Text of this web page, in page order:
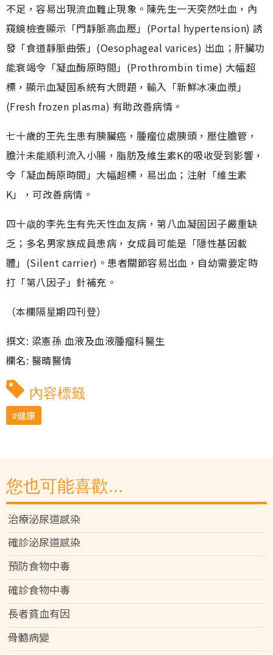
不足，容易出現流血難止現象。陳先生一天突然吐血，內
窺鏡檢查顯示「門靜脈高血壓」(Portal hypertension) 誘
發「食道靜脈曲張」(Oesophageal varices) 出血；肝臟功
能衰竭令「凝血酶原時間」(Prothrombin time) 大幅超
標，顯示血凝固系統有大問題，輸入「新鮮冰凍血漿」
(Fresh frozen plasma) 有助改善病情。
七十歲的王先生患有胰臟癌，腫瘤位處胰頭，壓住膽管，
膽汁未能順利流入小腸，脂肪及維生素K的吸收受到影響，
令「凝血酶原時間」大幅超標，易出血；注射「維生素
K」，可改善病情。
四十歳的李先生有先天性血友病，第八血凝固因子嚴重缺
乏；多名男家族成員患病，女成員可能是「隱性基因載
體」(Silent carrier)。患者關節容易出血，自幼需要定時
打「第八因子」針補充。
（本欄隔星期四刊登）
撰文: 梁憲孫 血液及血液腫瘤科醫生
欄名: 醫晴醫情
內容標籤
健康
您也可能喜歡...
治療泌尿道感染
確診泌尿道感染
預防食物中毒
確診食物中毒
長者貧血有因
骨髓病變